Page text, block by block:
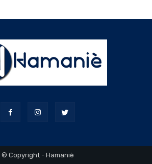
© Copyright - Hamaniè